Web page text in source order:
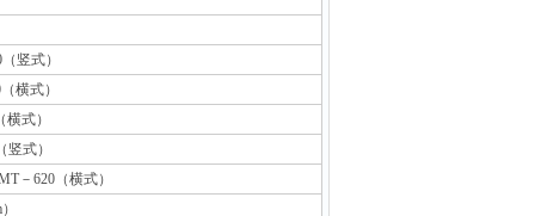
（竖式）
（横式）
（横式）
（竖式）
－ 620 （横式）
）